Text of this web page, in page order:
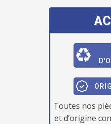
Toutes nos
et d’origine